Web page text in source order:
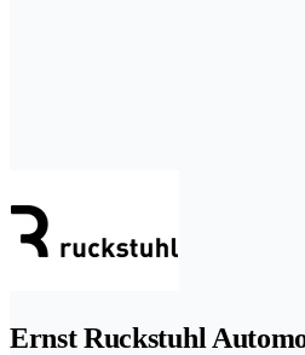
Ernst Ruckstuhl